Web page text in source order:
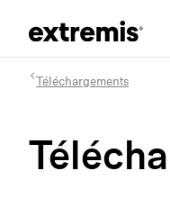
Téléchargements